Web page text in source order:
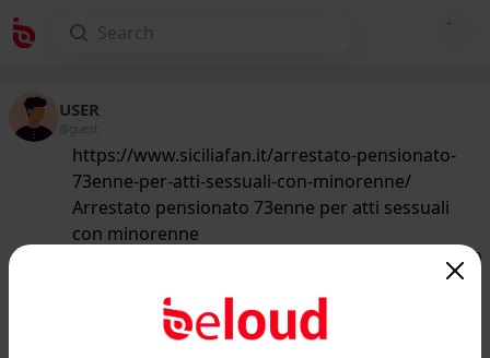
USER
@guest
https://www.siciliafan.it/arrestato-pensionato-
73enne-per-atti-sessuali-con-minorenne/
Arrestato pensionato 73enne per atti sessuali
con minorenne
/50
Un 'orco' di 73 anni al parco: atti
sessuali su una bimba di 9 anni...